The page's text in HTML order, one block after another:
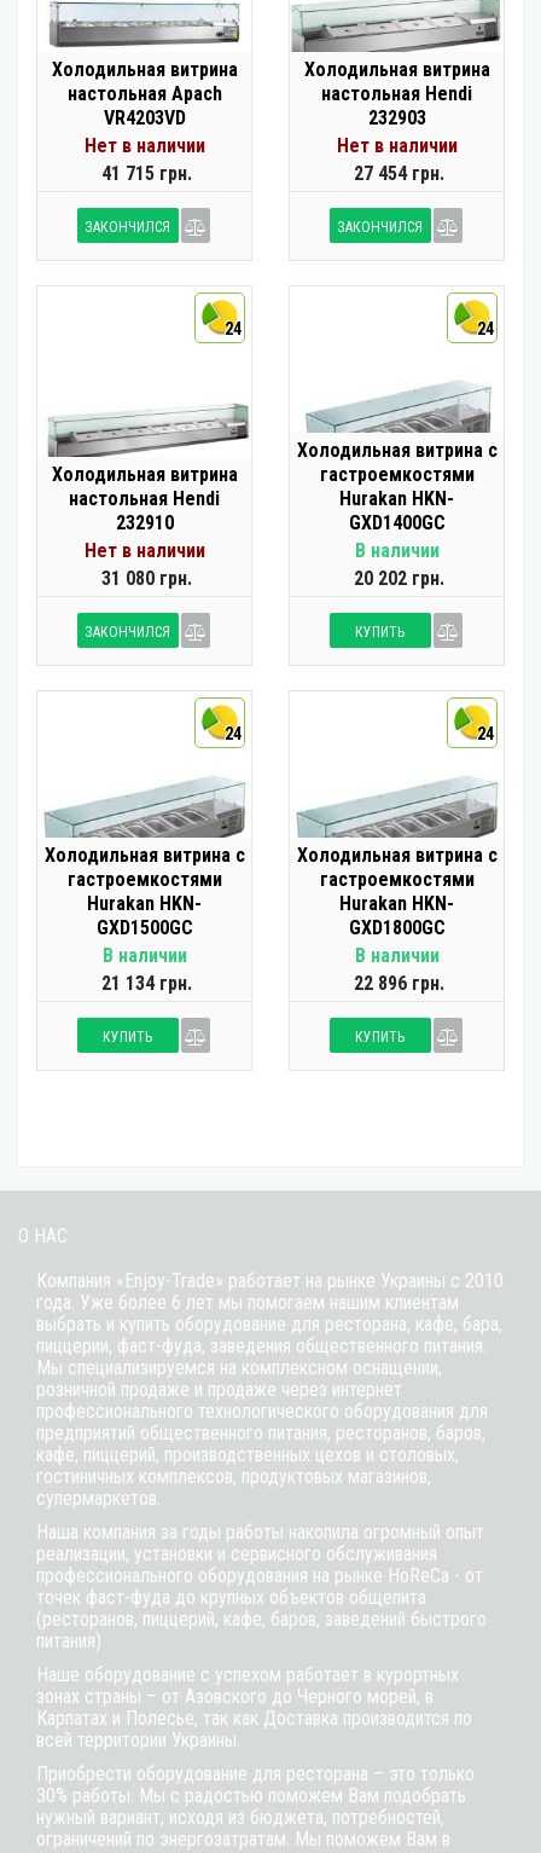
Холодильная витрина
настольная Apach
VR4203VD
Нет в наличии
41 715 грн.
ЗАКОНЧИЛСЯ
Холодильная витрина
настольная Hendi
232903
Нет в наличии
27 454 грн.
ЗАКОНЧИЛСЯ
24
Холодильная витрина
настольная Hendi
232910
Нет в наличии
31 080 грн.
ЗАКОНЧИЛСЯ
24
Холодильная витрина с
гастроемкостями
Hurakan HKN-
GXD1400GC
В наличии
20 202 грн.
КУПИТЬ
24
Холодильная витрина с
гастроемкостями
Hurakan HKN-
GXD1500GC
В наличии
21 134 грн.
КУПИТЬ
24
Холодильная витрина с
гастроемкостями
Hurakan HKN-
GXD1800GC
В наличии
22 896 грн.
КУПИТЬ
О НАС
Компания «Enjoy-Trade» работает на рынке Украины с 2010
года. Уже более 6 лет мы помогаем нашим клиентам
выбрать и купить оборудование для ресторана, кафе, бара,
пиццерии, фаст-фуда, заведения общественного питания.
Мы специализируемся на комплексном оснащении,
розничной продаже и продаже через интернет
профессионального технологического оборудования для
предприятий общественного питания, ресторанов, баров,
кафе, пиццерий, производственных цехов и столовых,
гостиничных комплексов, продуктовых магазинов,
супермаркетов.
Наша компания за годы работы накопила огромный опыт
реализации, установки и сервисного обслуживания
профессионального оборудования на рынке HoReCa - от
точек фаст-фуда до крупных объектов общепита
(ресторанов, пиццерий, кафе, баров, заведений быстрого
питания)
Наше оборудование с успехом работает в курортных
зонах страны – от Азовского до Черного морей, в
Карпатах и Полесье, так как Доставка производится по
всей территории Украины.
Приобрести оборудование для ресторана – это только
30% работы. Мы с радостью поможем Вам подобрать
нужный вариант, исходя из бюджета, потребностей,
ограничений по энергозатратам. Мы поможем Вам в